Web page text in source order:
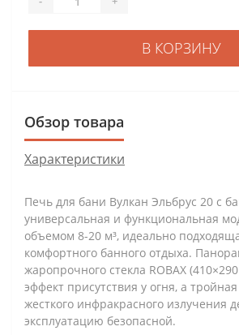
В КОРЗИНУ
Обзор товара
Характеристики
Печь для бани Вулкан Эльбрус 20 с
универсальная и функциональная
объемом 8-20 м³, идеально
комфортного банного отдыха.
жаропрочного стекла ROBAX
эффект присутствия у огня, а
жесткого инфракрасного излучения
эксплуатацию безопасной.